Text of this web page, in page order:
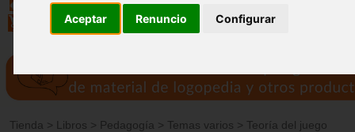
Aceptar Renuncio Configurar
Tienda > Libros > Pedagogía > Temas varios > Teoría del juego